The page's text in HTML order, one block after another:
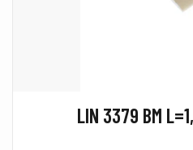
LIN 3379 BM